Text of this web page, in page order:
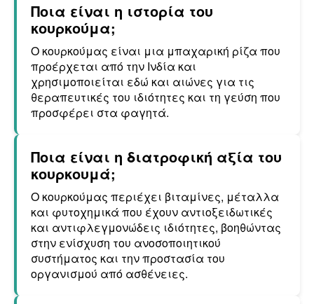
Ποια είναι η ιστορία του
κουρκούμα;
Ο κουρκούμας είναι μια μπαχαρική ρίζα που
προέρχεται από την Ινδία και
χρησιμοποιείται εδώ και αιώνες για τις
θεραπευτικές του ιδιότητες και τη γεύση που
προσφέρει στα φαγητά.
Ποια είναι η διατροφική αξία του
κουρκουμά;
Ο κουρκούμας περιέχει βιταμίνες, μέταλλα
και φυτοχημικά που έχουν αντιοξειδωτικές
και αντιφλεγμονώδεις ιδιότητες, βοηθώντας
στην ενίσχυση του ανοσοποιητικού
συστήματος και την προστασία του
οργανισμού από ασθένειες.